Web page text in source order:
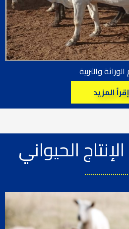
والتربية
إقرأ المزيد
الحيواني